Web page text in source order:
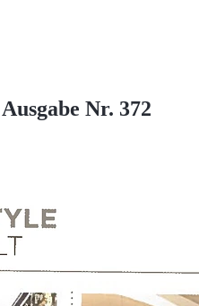
Nr. 372